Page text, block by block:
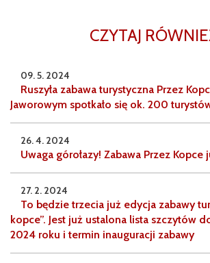
CZYTAJ
09. 5. 2024
Ruszyła zabawa turystyczna Przez
Jaworowym spotkało się ok. 200
26. 4. 2024
Uwaga górołazy! Zabawa Przez Kopce
27. 2. 2024
To będzie trzecia już edycja zabawy
kopce”. Jest już ustalona lista szczytów
2024 roku i termin inauguracji zabawy